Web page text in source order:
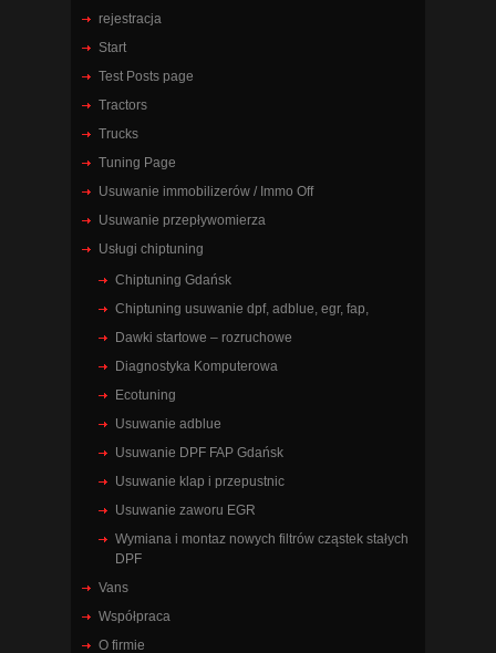
rejestracja
Start
Test Posts page
Tractors
Trucks
Tuning Page
Usuwanie immobilizerów / Immo Off
Usuwanie przepływomierza
Usługi chiptuning
Chiptuning Gdańsk
Chiptuning usuwanie dpf, adblue, egr, fap,
Dawki startowe – rozruchowe
Diagnostyka Komputerowa
Ecotuning
Usuwanie adblue
Usuwanie DPF FAP Gdańsk
Usuwanie klap i przepustnic
Usuwanie zaworu EGR
Wymiana i montaz nowych filtrów cząstek stałych
DPF
Vans
Współpraca
O firmie